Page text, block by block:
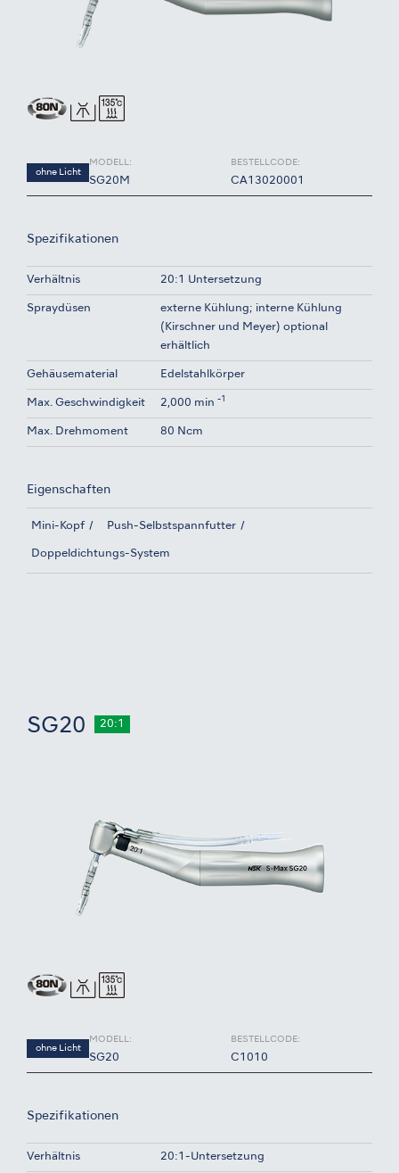
ohne Licht
MODELL:
SG20M
BESTELLCODE:
CA13020001
Spezifikationen
Verhältnis 20:1 Untersetzung
Spraydüsen
externe Kühlung; interne Kühlung
(Kirschner und Meyer) optional
erhältlich
Gehäusematerial Edelstahlkörper
Max. Geschwindigkeit 2,000 min -1
Max. Drehmoment 80 Ncm
Eigenschaften
Mini-Kopf Push-Selbstspannfutter
Doppeldichtungs-System
SG20 20:1
ohne Licht
MODELL:
SG20
BESTELLCODE:
C1010
Spezifikationen
Verhältnis 20:1-Untersetzung